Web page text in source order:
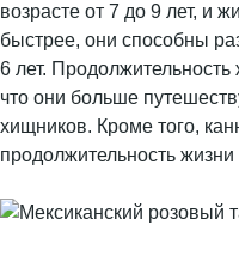
возрасте от 7 до 9 лет, и
быстрее, они способны
6 лет.
что они больше
хищников. Кроме того,
продолжительность